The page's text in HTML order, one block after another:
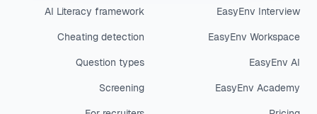
EasyEnv Interview
EasyEnv Workspace
EasyEnv AI
EasyEnv Academy
AI Literacy framework
Cheating detection
Question types
Screening